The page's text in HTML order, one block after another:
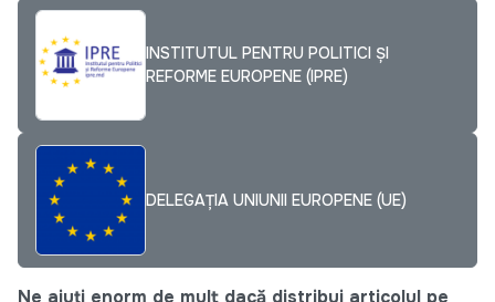
INSTITUTUL PENTRU POLITICI ȘI
REFORME EUROPENE (IPRE)
DELEGAȚIA UNIUNII EUROPENE (UE)